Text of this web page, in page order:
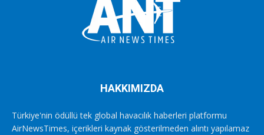
HAKKIMIZDA
Türkiye'nin ödüllü tek global havacılık haberleri platformu
AirNewsTimes, içerikleri kaynak gösterilmeden alıntı yapılamaz